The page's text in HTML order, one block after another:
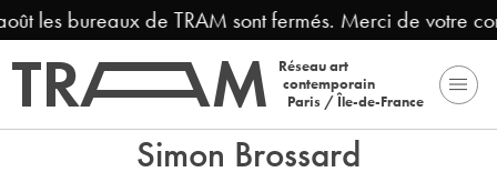
les bureaux de TRAM sont fermés. Merci de votre
Réseau art
contemporain
Paris / Île-de-France
Simon Brossard